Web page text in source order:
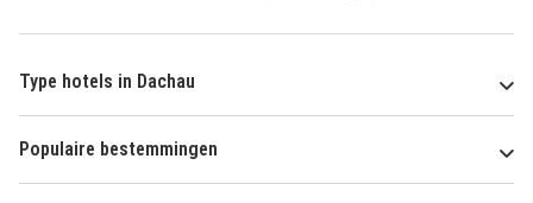
Type hotels in Dachau
Populaire bestemmingen